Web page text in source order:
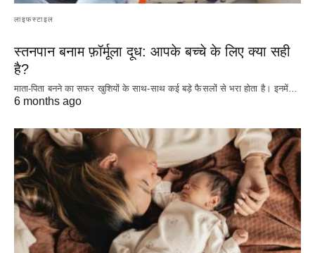
लाइफस्टाइल
स्तनपान बनाम फ़ॉर्मूला दूध: आपके बच्चे के लिए क्या सही
है?
माता-पिता बनने का सफर खुशियों के साथ-साथ कई बड़े फैसलों से भरा होता है। इनमें…
6 months ago